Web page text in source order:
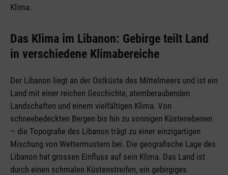
Klima.
Das Klima im Libanon: Gebirge teilt Land
in verschiedene Klimabereiche
Der Libanon liegt an der Ostküste des Mittelmeers und ist ein
Land mit einer reichen Geschichte, atemberaubenden
Landschaften und einem vielfältigen Klima. Von
schneebedeckten Bergen bis hin zu sonnigen Küstenebenen
– die Topografie des Libanon trägt zu einer einzigartigen
Mischung von Wettermustern bei. Die geografische Lage des
Libanon hat grossen Einfluss auf sein Klima. Das Land ist
durch einen schmalen Küstenstreifen, ein gebirgiges